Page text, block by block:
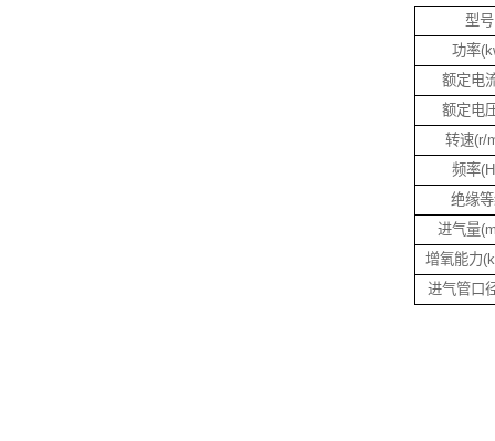
型号
功率
额定电
额定电
转速(r/
频率
绝缘
进气量
增氧能力
进气管口